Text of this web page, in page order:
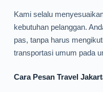
Kami selalu
kebutuhan pelanggan.
pas, tanpa harus
transportasi umum pada
Cara Pesan Travel